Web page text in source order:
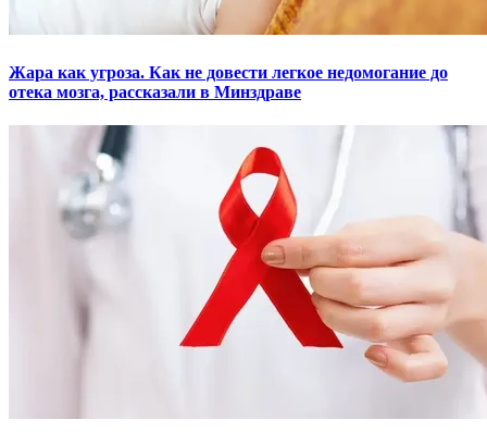
Жара как угроза. Как не довести легкое недомогание до
отека мозга, рассказали в Минздраве